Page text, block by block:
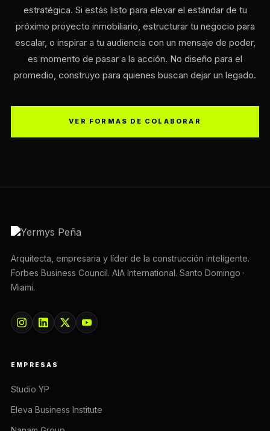
estratégica. Si estás listo para elevar el estándar de tu
próximo proyecto inmobiliario, estructurar tu negocio para
escalar, o inspirar a tu audiencia con un mensaje de poder,
es momento de pasar a la acción. No diseño para el
promedio, construyo para quienes buscan dejar un legado.
VER FORMAS DE COLABORAR
Arquitecta, empresaria y líder de la construcción inteligente.
Forbes Business Council. AIA International. Santo Domingo ·
Miami.
EMPRESAS
Studio YP
Eleva Business Institute